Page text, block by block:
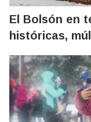
El Bolsón en
históricas,